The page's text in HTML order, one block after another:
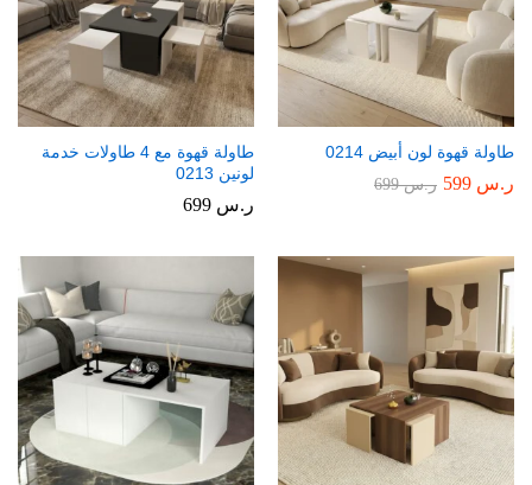
طاولة قهوة لون أبيض 0214
ر.س ر.س699
طاولة قهوة مع 4 طاولات خدمة
لونين 0213
ر.س